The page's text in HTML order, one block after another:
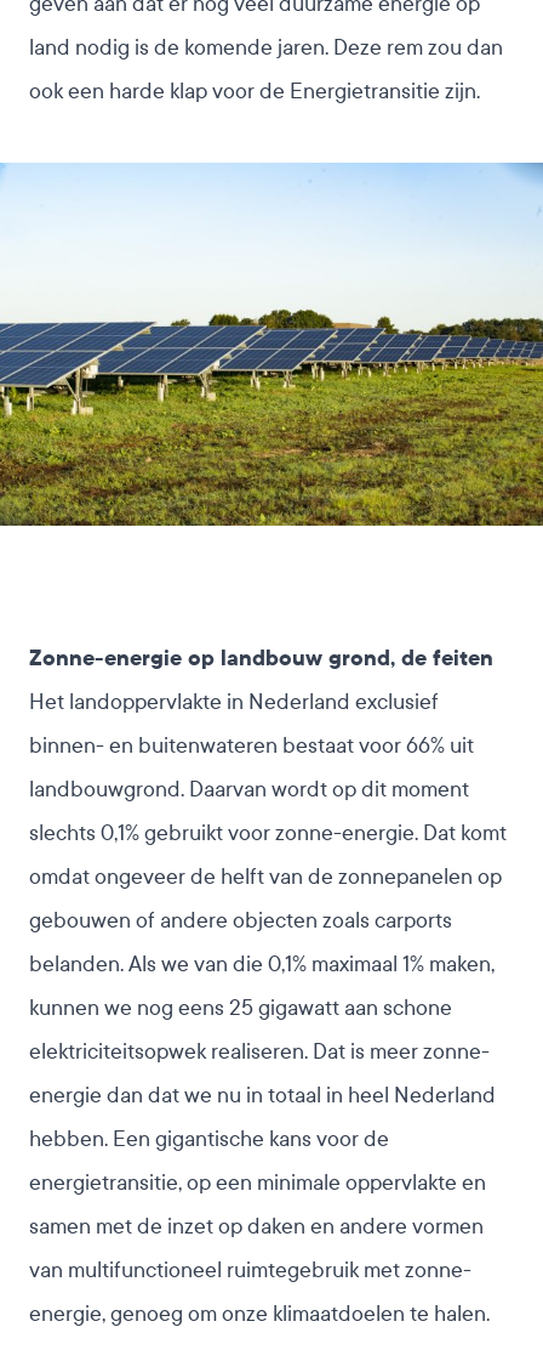
land nodig is de komende jaren. Deze rem zou dan
ook een harde klap voor de Energietransitie zijn.
Zonne-energie op landbouw grond, de feiten
Het landoppervlakte in Nederland exclusief
binnen- en buitenwateren bestaat voor 66% uit
landbouwgrond. Daarvan wordt op dit moment
slechts 0,1% gebruikt voor zonne-energie. Dat komt
omdat ongeveer de helft van de zonnepanelen op
gebouwen of andere objecten zoals carports
belanden. Als we van die 0,1% maximaal 1% maken,
kunnen we nog eens 25 gigawatt aan schone
elektriciteitsopwek realiseren. Dat is meer zonne-
energie dan dat we nu in totaal in heel Nederland
hebben. Een gigantische kans voor de
energietransitie, op een minimale oppervlakte en
samen met de inzet op daken en andere vormen
van multifunctioneel ruimtegebruik met zonne-
energie, genoeg om onze klimaatdoelen te halen.